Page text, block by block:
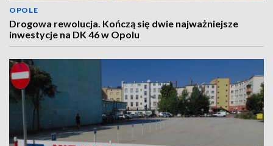
OPOLE
Drogowa rewolucja. Kończą się dwie najważniejsze
inwestycje na DK 46 w Opolu